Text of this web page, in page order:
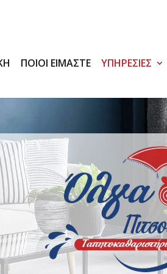
ΠΟΙΟΙ ΕΙΜΑΣΤΕ ΥΠΗΡΕΣΙΕΣ